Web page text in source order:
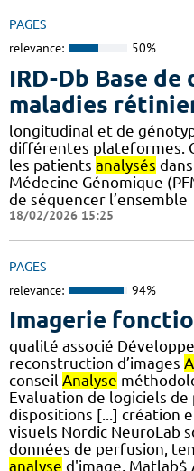
PAGES
relevance: 50%
IRD-Db Base de
maladies
longitudinal et de
différentes plateformes.
les patients analysés
Médecine Génomique
de séquencer l’ensemble
18/02/2026 15:25
PAGES
relevance: 94%
Imagerie
qualité associé
reconstruction d’images
conseil Analyse
Evaluation de logiciels
dispositions [...] création
visuels Nordic NeuroLab
données de perfusion,
analyse d'image, Matlab$